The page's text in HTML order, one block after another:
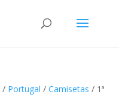
/ Portugal / Camisetas / 1ª